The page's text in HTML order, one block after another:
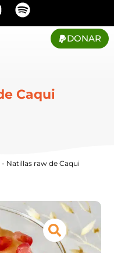
DONAR
Caqui
- Natillas raw de Caqui